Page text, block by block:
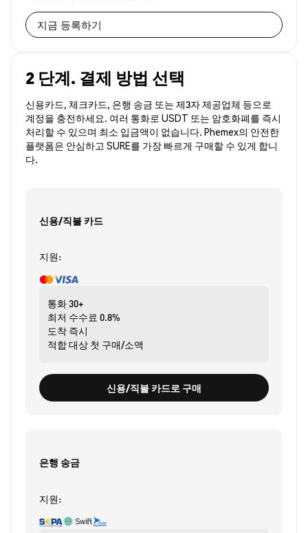
지금 등록하기
2 단계. 결제 방법 선택
신용카드, 체크카드, 은행 송금 또는 제3자 제공업체 등으로
계정을 충전하세요. 여러 통화로 USDT 또는 암호화폐를 즉시
처리할 수 있으며 최소 입금액이 없습니다. Phemex의 안전한
플랫폼은 안심하고 SURE를 가장 빠르게 구매할 수 있게 합니
다.
신용/직불 카드
지원:
통화30+
최저 수수료 0.8%
도착 즉시
적합 대상 첫 구매/소액
신용/직불 카드로 구매
은행 송금
지원: